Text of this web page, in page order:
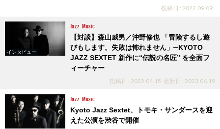
投稿日 : 2022.09.09
インタビュー
Jazz Music
【対談】森山威男／沖野修也 「冒険するし遊
びもします。失敗は怖れません」─KYOTO
JAZZ SEXTET 新作に“伝説の名匠” を全面フ
ィーチャー
投稿日 : 2022.04.15 更新日 : 2023.06.19
Jazz Music
Kyoto Jazz Sextet、トモキ・サンダースを迎
えた公演を渋谷で開催